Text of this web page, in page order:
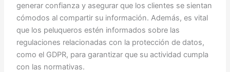
generar confianza y asegurar que los clientes se sientan
cómodos al compartir su información. Además, es vital
que los peluqueros estén informados sobre las
regulaciones relacionadas con la protección de datos,
como el GDPR, para garantizar que su actividad cumpla
con las normativas.